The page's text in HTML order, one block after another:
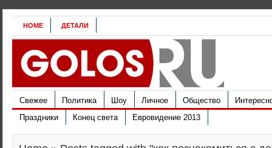
HOME ДЕТАЛИ
Свежее Политика Шоу Личное Общество
Праздники
Конец света Евровидение 2013